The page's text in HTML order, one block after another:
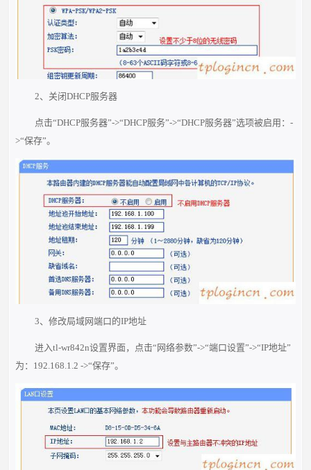
2、关闭DHCP服务器
点击“DHCP服务器”->“DHCP服务”->“DHCP服务器”选项被启用：-
>“保存”。
3、修改局域网端口的IP地址
进入tl-wr842n设置界面，点击“网络参数”->“端口设置”->“IP地址”
为：192.168.1.2 ->“保存”。